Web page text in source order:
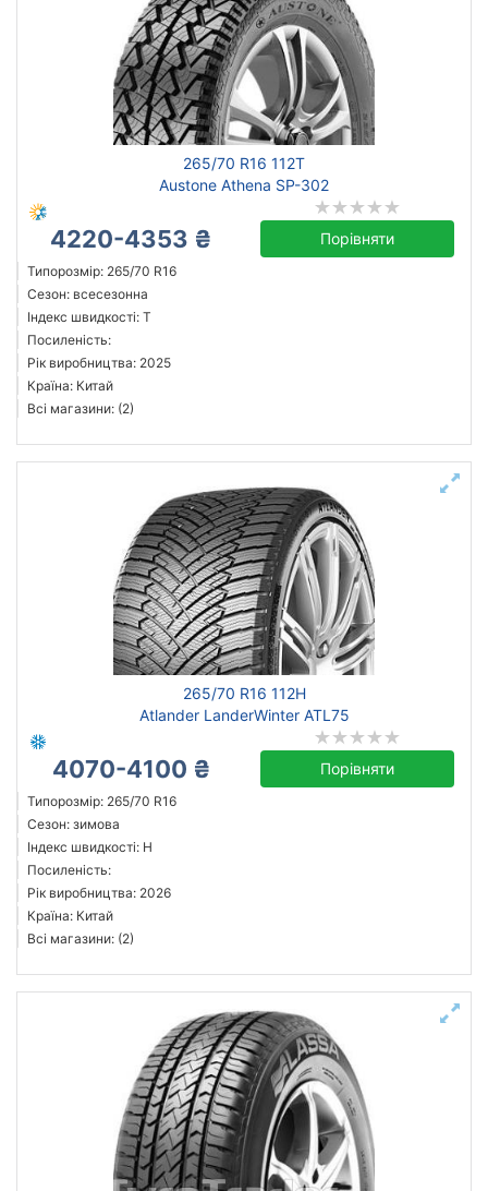
265/70 R16 112T
Austone Athena SP-302
4220-4353 ₴ Порівняти
Типорозмір: 265/70 R16
Сезон: всесезонна
Індекс швидкості: T
Посиленість:
Рік виробництва: 2025
Країна: Китай
Всі магазини: (2)
265/70 R16 112H
Atlander LanderWinter ATL75
4070-4100 ₴ Порівняти
Типорозмір: 265/70 R16
Сезон: зимова
Індекс швидкості: H
Посиленість:
Рік виробництва: 2026
Країна: Китай
Всі магазини: (2)